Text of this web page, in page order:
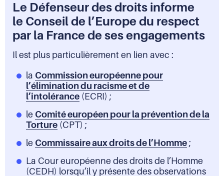
Le Défenseur des droits informe
le Conseil de l’Europe du respect
par la France de ses engagements
Il est plus particulièrement en lien avec :
la Commission européenne pour
l’élimination du racisme et de
l’intolérance (ECRI) ;
le Comité européen pour la prévention de la
Torture (CPT) ;
le Commissaire aux droits de l’Homme ;
La Cour européenne des droits de l’Homme
(CEDH) lorsqu’il y présente des observations